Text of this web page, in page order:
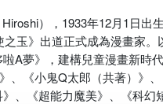
創意、變聰明！
索研究的好奇心，快樂學習
家審訂，為國中小學自然科
），1933年12月1日出
玉》出道正式成為漫畫家。
A夢》，建構兒童漫畫新時
、《小鬼Q太郎（共著）》
、《超能力魔美》、《科幻